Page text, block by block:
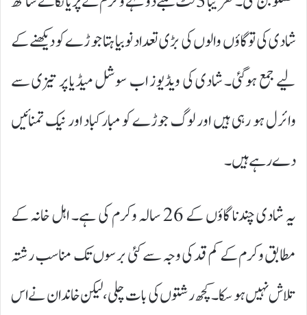
شادی کی تو گاؤں والوں کی بڑی تعداد نوبیاہتا جوڑے کو دیکھنے کے
لیے جمع ہوگئی۔ شادی کی ویڈیوز اب سوشل میڈیا پر تیزی سے
وائرل ہو رہی ہیں اور لوگ جوڑے کو مبارکباد اور نیک تمنائیں
دے رہے ہیں۔
یہ شادی چندنا گاؤں کے 26 سالہ وکرم کی ہے۔ اہل خانہ کے
مطابق وکرم کے کم قد کی وجہ سے کئی برسوں تک مناسب رشتہ
تلاش نہیں ہو سکا۔ کچھ رشتوں کی بات چلی، لیکن خاندان نے اس